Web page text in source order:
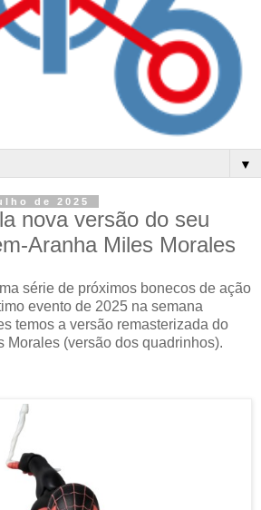
▼
de 2025
nova versão do seu
Aranha Miles Morales
série de próximos bonecos de ação
evento de 2025 na semana
temos a versão remasterizada do
Morales (versão dos quadrinhos).